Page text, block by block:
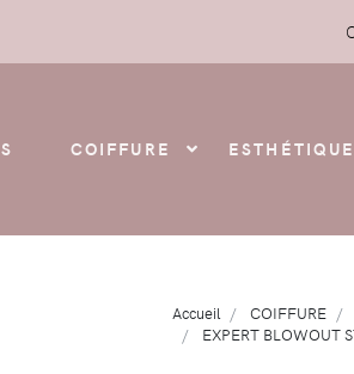
COIFFURE ESTHÉTIQUE
Accueil COIFFURE
EXPERT BLOWOUT